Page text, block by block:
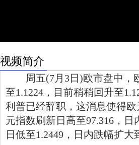
视频简介
周五(7月3日)欧市盘中，
至1.1224，目前稍稍回升至
利普已经辞职，这消息使得
元指数刷新日高至97.316，
日低至1.2449，日内跌幅扩大